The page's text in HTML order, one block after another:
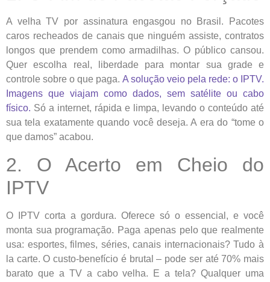
A velha TV por assinatura engasgou no Brasil. Pacotes
caros recheados de canais que ninguém assiste, contratos
longos que prendem como armadilhas. O público cansou.
Quer escolha real, liberdade para montar sua grade e
controle sobre o que paga. A solução veio pela rede: o IPTV.
Imagens que viajam como dados, sem satélite ou cabo
físico. Só a internet, rápida e limpa, levando o conteúdo até
sua tela exatamente quando você deseja. A era do “tome o
que damos” acabou.
2. O Acerto em Cheio do
IPTV
O IPTV corta a gordura. Oferece só o essencial, e você
monta sua programação. Paga apenas pelo que realmente
usa: esportes, filmes, séries, canais internacionais? Tudo à
la carte. O custo-benefício é brutal – pode ser até 70% mais
barato que a TV a cabo velha. E a tela? Qualquer uma